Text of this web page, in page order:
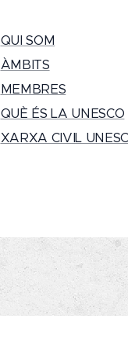
QUI SOM
ÀMBITS
MEMBRES
QUÈ ÉS LA UNESCO
XARXA CIVIL